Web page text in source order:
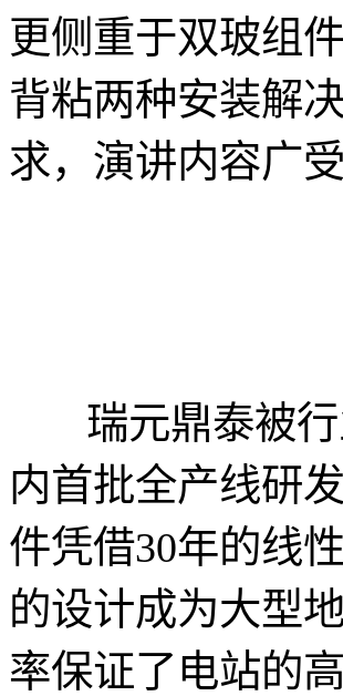
更侧重于双玻组
背粘两种安装解
求，演讲内容广
瑞元鼎泰被行
内首批全产线研
件凭借30年的线
的设计成为大型
率保证了电站的